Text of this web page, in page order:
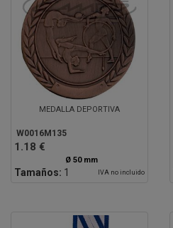
MEDALLA DEPORTIVA
W0016M135
1.18 €
Ø 50 mm
Tamaños: 1 IVA no incluido